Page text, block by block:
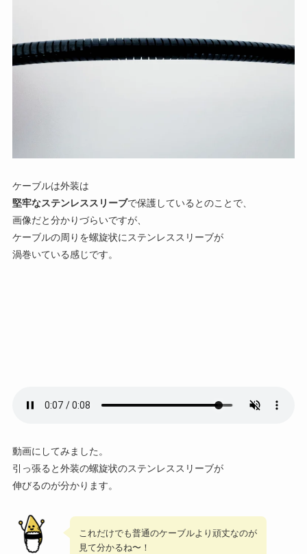
ケーブルは外装は
堅牢なステンレススリーブで保護しているとのことで、
画像だと分かりづらいですが、
ケーブルの周りを螺旋状にステンレススリーブが
渦巻いている感じです。
動画にしてみました。
引っ張ると外装の螺旋状のステンレススリーブが
伸びるのが分かります。
これだけでも普通のケーブルより頑丈なのが
見て分かるね〜！